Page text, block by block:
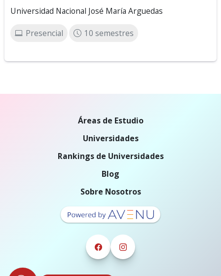
Universidad Nacional José María Arguedas
Presencial 10 semestres
Áreas de Estudio
Universidades
Rankings de Universidades
Blog
Sobre Nosotros